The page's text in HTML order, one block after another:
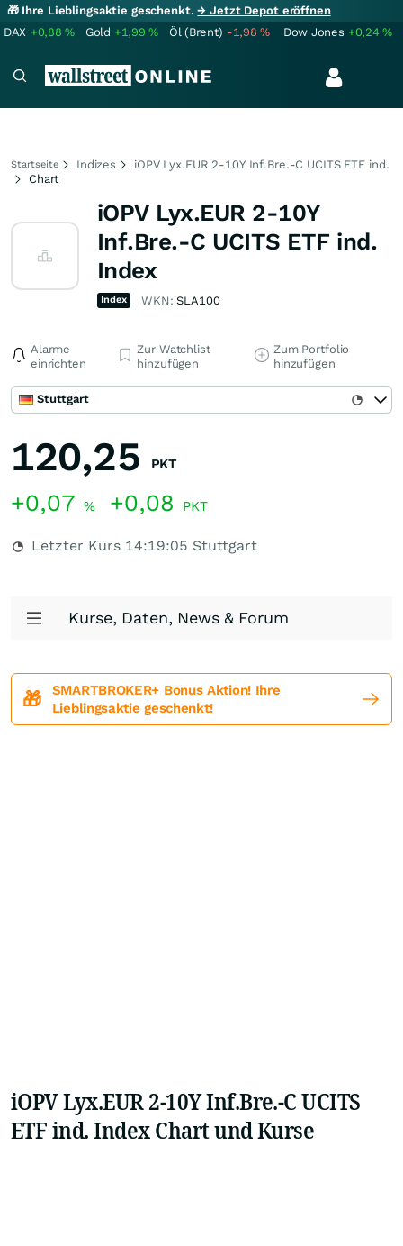
🎁 Ihre Lieblingsaktie geschenkt.→ Jetzt Depot eröffnen
DAX +0,88% Gold +1,99% Öl (Brent) -1,98% Dow Jones +0,24%
Startseite Indizes
iOPV Lyx.EUR 2-10Y Inf.Bre.-C UCITS ETF ind.
Chart
iOPV Lyx.EUR 2-10Y
Inf.Bre.-C UCITS ETF ind.
Index
Index WKN:SLA100
Alarme
einrichten
Zur Watchlist
hinzufügen
Zum Portfolio
hinzufügen
Stuttgart
120,25 PKT
+0,07 % +0,08 PKT
Letzter Kurs 14:19:05 Stuttgart
Kurse, Daten, News & Forum
🎁
SMARTBROKER+ Bonus Aktion! Ihre
Lieblingsaktie geschenkt!
iOPV Lyx.EUR 2-10Y Inf.Bre.-C UCITS
ETF ind. Index Chart und Kurse